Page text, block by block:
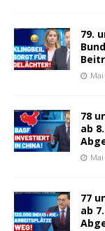
79.
Mai
78
ab
77
ab